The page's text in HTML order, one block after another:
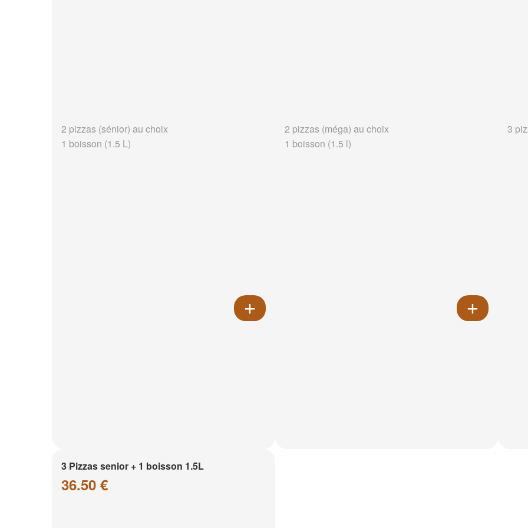
2 pizzas (sénior) au choix
1 boisson (1.5 L)
2 pizzas (méga) au choix
1 boisson (1.5 l)
3
3 Pizzas senior + 1 boisson 1.5L
36.50 €